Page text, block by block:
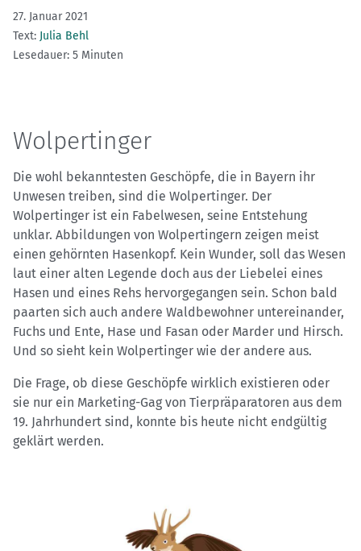
27. Januar 2021
Text: Julia Behl
Lesedauer: 5 Minuten
Wolpertinger
Die wohl bekanntesten Geschöpfe, die in Bayern ihr
Unwesen treiben, sind die Wolpertinger. Der
Wolpertinger ist ein Fabelwesen, seine Entstehung
unklar. Abbildungen von Wolpertingern zeigen meist
einen gehörnten Hasenkopf. Kein Wunder, soll das Wesen
laut einer alten Legende doch aus der Liebelei eines
Hasen und eines Rehs hervorgegangen sein. Schon bald
paarten sich auch andere Waldbewohner untereinander,
Fuchs und Ente, Hase und Fasan oder Marder und Hirsch.
Und so sieht kein Wolpertinger wie der andere aus.
Die Frage, ob diese Geschöpfe wirklich existieren oder
sie nur ein Marketing-Gag von Tierpräparatoren aus dem
19. Jahrhundert sind, konnte bis heute nicht endgültig
geklärt werden.